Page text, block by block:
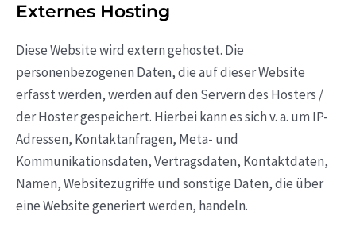
Externes Hosting
Diese Website wird extern gehostet. Die
personenbezogenen Daten, die auf dieser Website
erfasst werden, werden auf den Servern des Hosters /
der Hoster gespeichert. Hierbei kann es sich v. a. um IP-
Adressen, Kontaktanfragen, Meta- und
Kommunikationsdaten, Vertragsdaten, Kontaktdaten,
Namen, Websitezugriffe und sonstige Daten, die über
eine Website generiert werden, handeln.